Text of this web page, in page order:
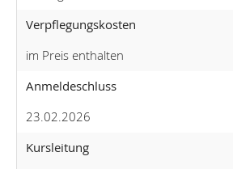
Verpflegungskosten
im Preis enthalten
Anmeldeschluss
23.02.2026
Kursleitung